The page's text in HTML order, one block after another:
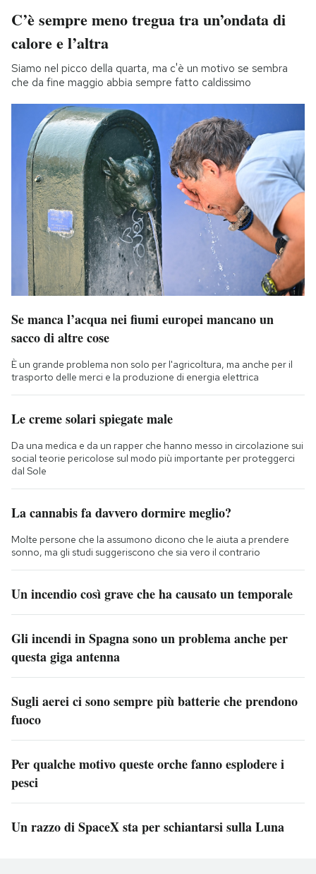
C’è sempre meno tregua tra un’ondata di
calore e l’altra
Siamo nel picco della quarta, ma c'è un motivo se sembra
che da fine maggio abbia sempre fatto caldissimo
Se manca l’acqua nei fiumi europei mancano un
sacco di altre cose
È un grande problema non solo per l'agricoltura, ma anche per il
trasporto delle merci e la produzione di energia elettrica
Le creme solari spiegate male
Da una medica e da un rapper che hanno messo in circolazione sui
social teorie pericolose sul modo più importante per proteggerci
dal Sole
La cannabis fa davvero dormire meglio?
Molte persone che la assumono dicono che le aiuta a prendere
sonno, ma gli studi suggeriscono che sia vero il contrario
Un incendio così grave che ha causato un temporale
Gli incendi in Spagna sono un problema anche per
questa giga antenna
Sugli aerei ci sono sempre più batterie che prendono
fuoco
Per qualche motivo queste orche fanno esplodere i
pesci
Un razzo di SpaceX sta per schiantarsi sulla Luna